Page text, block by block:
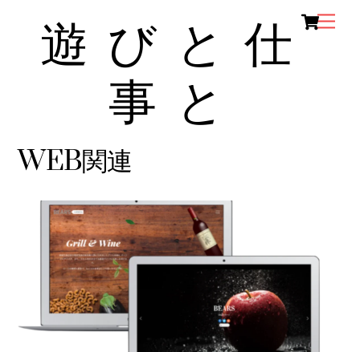
遊びと仕
事と
WEB関連